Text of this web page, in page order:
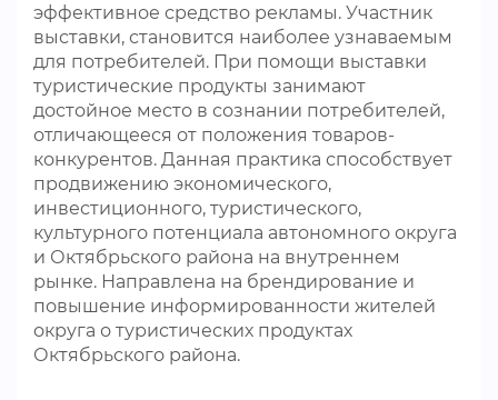
эффективное средство рекламы. Участник
выставки, становится наиболее узнаваемым
для потребителей. При помощи выставки
туристические продукты занимают
достойное место в сознании потребителей,
отличающееся от положения товаров-
конкурентов. Данная практика способствует
продвижению экономического,
инвестиционного, туристического,
культурного потенциала автономного округа
и Октябрьского района на внутреннем
рынке. Направлена на брендирование и
повышение информированности жителей
округа о туристических продуктах
Октябрьского района.